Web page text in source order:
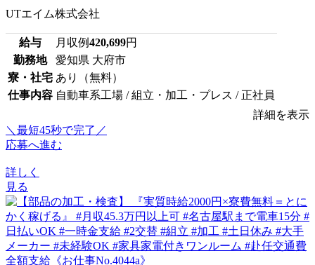
UTエイム株式会社
給与 月収例420,699円
勤務地
愛知県 大府市
寮・社宅 あり（無料）
仕事内容 自動車系工場 / 組立・加工・プレス / 正社員
詳細を表示
＼最短45秒で完了／
応募へ進む
詳しく
見る